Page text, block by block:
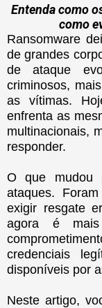
Entenda como
como
Ransomware
de grandes
de ataque
criminosos,
as vítimas.
enfrenta as
multinacionais,
responder.
O que mudou
ataques.
exigir resgate
agora é mais
credenciais
disponíveis por
Neste artigo,